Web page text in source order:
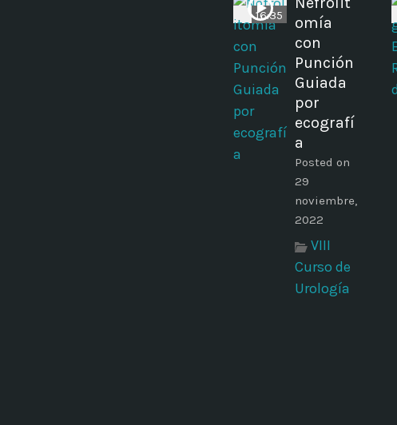
16:35
omía
con
Punción
Guiada
por
ecografí
a
Posted on
29
noviembre,
2022
VIII
Curso de
Urología